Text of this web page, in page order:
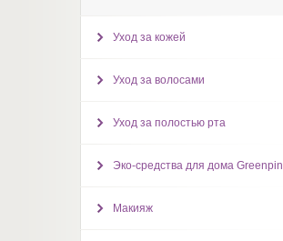
Уход за кожей
Уход за волосами
Уход за полостью рта
Эко-средства для дома Greenpin
Макияж